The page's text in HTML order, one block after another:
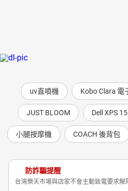
uv直噴機 Kobo Clara 電
JUST BLOOM Dell XPS 15
小腿按摩機 COACH 後背包
防詐騙提醒
台灣樂天市場與店家不會主動致電要求解